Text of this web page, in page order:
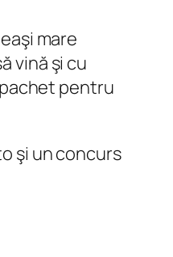
mare
vină şi cu
pentru
şi un concurs